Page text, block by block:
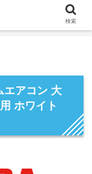
エアコン 大
ホワイト
検索